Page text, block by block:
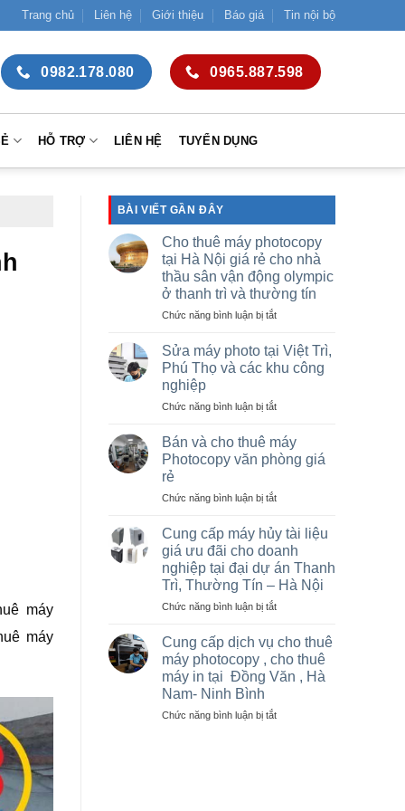
Trang chủ Liên hệ Giới thiệu Báo giá Tin nội bộ
0982.178.080 0965.887.598
HỖ TRỢ LIÊN HỆ TUYỂN DỤNG
máy
máy
BÀI VIẾT GẦN ĐÂY
Cho thuê máy photocopy
tại Hà Nội giá rẻ cho nhà
thầu sân vận động olympic
ở thanh trì và thường tín
Chức năng bình luận bị tắtở
thuê
máy
photocopy
Hà
giá
rẻ
cho
thầu
vận
động
olympic
ở
thanh
trì
thường
tín
Sửa máy photo tại Việt Trì,
Phú Thọ và các khu công
nghiệp
Chức năng bình luận bị tắtở
máy
photo
tại
Trì,
Thọ
và
các
khu
công
nghiệp
Bán và cho thuê máy
Photocopy văn phòng giá
rẻ
Chức năng bình luận bị tắtở
cho
thuê
máy
Photocopy
văn
giá
rẻ
Cung cấp máy hủy tài liệu
giá ưu đãi cho doanh
nghiệp tại đại dự án Thanh
Trì, Thường Tín – Hà Nội
Chức năng bình luận bị tắtở
cấp
máy
hủy
tài
giá
Cung cấp dịch vụ cho thuê
máy photocopy , cho thuê
máy in tại Đồng Văn , Hà
Nam- Ninh Bình
Chức năng bình luận bị tắtở